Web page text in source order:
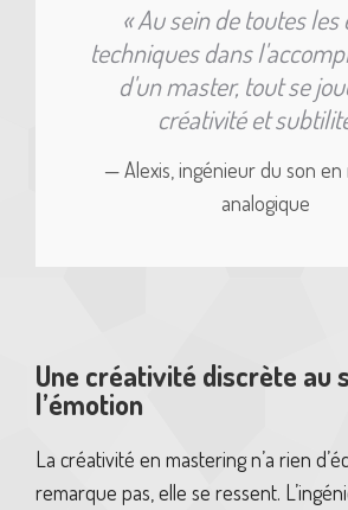
« Au sein de toutes les
techniques dans
d'un master, tout se
créativité et
— Alexis, ingénieur du son en
analogique
Une créativité discrète au
l’émotion
La créativité en mastering n’a rien
remarque pas, elle se ressent.